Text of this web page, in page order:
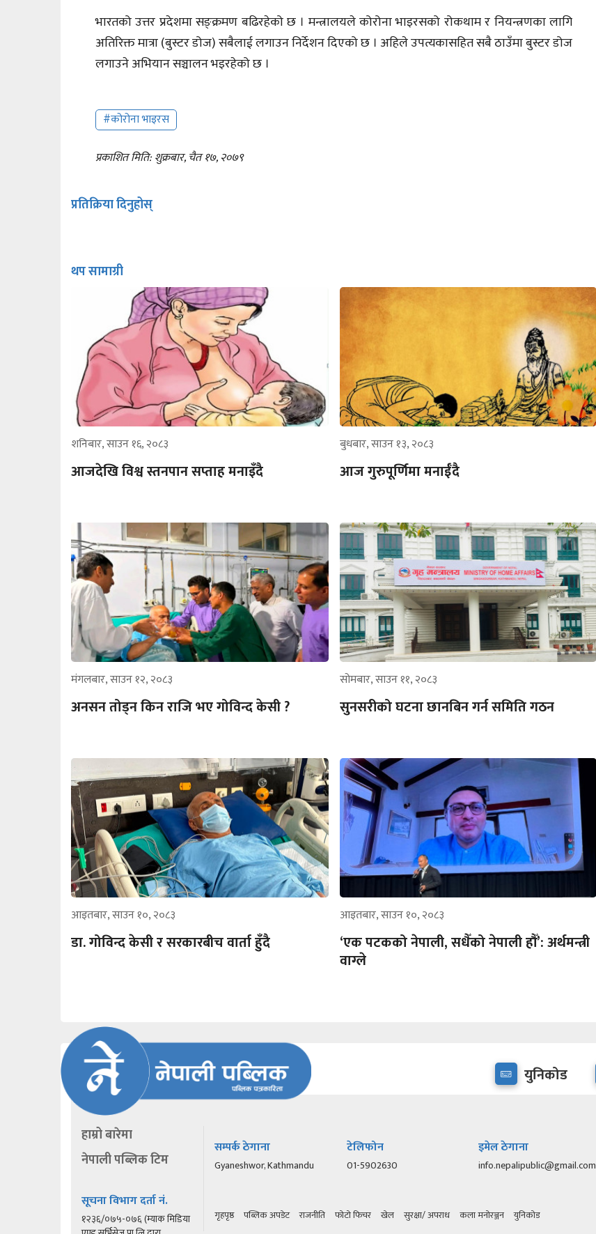
भारतको उत्तर प्रदेशमा सङ्क्रमण बढिरहेको छ । मन्त्रालयले कोरोना भाइरसको रोकथाम र नियन्त्रणका लागि
अतिरिक्त मात्रा (बुस्टर डोज) सबैलाई लगाउन निर्देशन दिएको छ । अहिले उपत्यकासहित सबै ठाउँमा बुस्टर डोज
लगाउने अभियान सञ्चालन भइरहेको छ ।
#कोरोना भाइरस
प्रकाशित मिति: शुक्रबार, चैत १७, २०७९
प्रतिक्रिया दिनुहोस्
थप सामाग्री
शनिबार, साउन १६, २०८३
आजदेखि विश्व स्तनपान सप्ताह मनाइँदै
बुधबार, साउन १३, २०८३
आज गुरुपूर्णिमा मनाईँदै
मंगलबार, साउन १२, २०८३
अनसन तोड्न किन राजि भए गोविन्द केसी ?
सोमबार, साउन ११, २०८३
सुनसरीको घटना छानबिन गर्न समिति गठन
आइतबार, साउन १०, २०८३
डा. गोविन्द केसी र सरकारबीच वार्ता हुँदै
आइतबार, साउन १०, २०८३
‘एक पटकको नेपाली, सधैँको नेपाली हौँ’: अर्थमन्त्री
वाग्ले
युनिकोड
हाम्रो बारेमा
नेपाली पब्लिक टिम
सूचना विभाग दर्ता नं.
१२३६/०७५-०७६ (म्याक मिडिया
सम्पर्क ठेगाना
Gyaneshwor, Kathmandu
टेलिफोन
01-5902630
इमेल ठेगाना
info.nepalipublic@gmail.com
गृहपृष्ठ पब्लिक अपडेट राजनीति फोटो फिचर खेल सुरक्षा/ अपराध कला मनोरञ्जन युनिकोड